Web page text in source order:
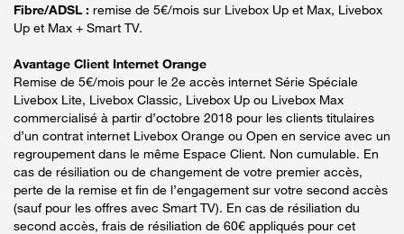
Fibre/ADSL : remise de 5€/mois sur Livebox Up et Max, Livebox
Up et Max + Smart TV.
Avantage Client Internet Orange
Remise de 5€/mois pour le 2e accès internet Série Spéciale
Livebox Lite, Livebox Classic, Livebox Up ou Livebox Max
commercialisé à partir d’octobre 2018 pour les clients titulaires
d’un contrat internet Livebox Orange ou Open en service avec un
regroupement dans le même Espace Client. Non cumulable. En
cas de résiliation ou de changement de votre premier accès,
perte de la remise et fin de l’engagement sur votre second accès
(sauf pour les offres avec Smart TV). En cas de résiliation du
second accès, frais de résiliation de 60€ appliqués pour cet